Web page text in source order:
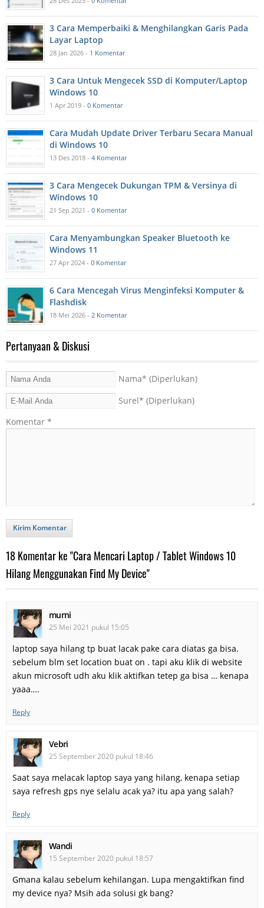
3 Cara Memperbaiki & Menghilangkan Garis Pada
Layar Laptop
28 Jan 2026 - 1 Komentar
3 Cara Untuk Mengecek SSD di Komputer/Laptop
Windows 10
1 Apr 2019 - 0 Komentar
Cara Mudah Update Driver Terbaru Secara Manual
di Windows 10
13 Des 2018 - 4 Komentar
3 Cara Mengecek Dukungan TPM & Versinya di
Windows 10
21 Sep 2021 - 0 Komentar
Cara Menyambungkan Speaker Bluetooth ke
Windows 11
27 Apr 2024 - 0 Komentar
6 Cara Mencegah Virus Menginfeksi Komputer &
Flashdisk
18 Mei 2026 - 2 Komentar
Pertanyaan & Diskusi
Nama* (Diperlukan)
Surel* (Diperlukan)
Komentar *
Kirim Komentar
18 Komentar ke "Cara Mencari Laptop / Tablet Windows 10
Hilang Menggunakan Find My Device"
murni
25 Mei 2021 pukul 15:05
laptop saya hilang tp buat lacak pake cara diatas ga bisa.
sebelum blm set location buat on . tapi aku klik di website
akun microsoft udh aku klik aktifkan tetep ga bisa … kenapa
yaaa….
Reply
Vebri
25 September 2020 pukul 18:46
Saat saya melacak laptop saya yang hilang, kenapa setiap
saya refresh gps nye selalu acak ya? itu apa yang salah?
Reply
Wandi
15 September 2020 pukul 18:57
Gmana kalau sebelum kehilangan. Lupa mengaktifkan find
my device nya? Msih ada solusi gk bang?